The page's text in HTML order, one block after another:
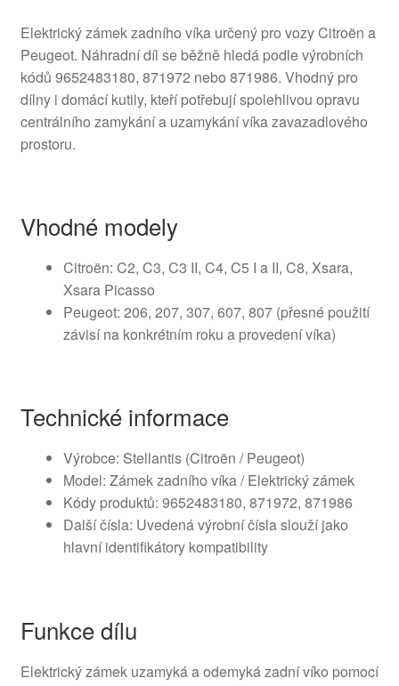
Elektrický zámek zadního víka určený pro vozy Citroën a
Peugeot. Náhradní díl se běžně hledá podle výrobních
kódů 9652483180, 871972 nebo 871986. Vhodný pro
dílny i domácí kutily, kteří potřebují spolehlivou opravu
centrálního zamykání a uzamykání víka zavazadlového
prostoru.
Vhodné modely
Citroën: C2, C3, C3 II, C4, C5 I a II, C8, Xsara,
Xsara Picasso
Peugeot: 206, 207, 307, 607, 807 (přesné použití
závisí na konkrétním roku a provedení víka)
Technické informace
Výrobce: Stellantis (Citroën / Peugeot)
Model: Zámek zadního víka / Elektrický zámek
Kódy produktů: 9652483180, 871972, 871986
Další čísla: Uvedená výrobní čísla slouží jako
hlavní identifikátory kompatibility
Funkce dílu
Elektrický zámek uzamyká a odemyká zadní víko pomocí